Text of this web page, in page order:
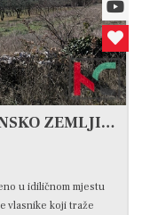
CENTRALNA ISTRA, GRAĐEVINSKO ZEMLJIŠTE 1255 M2 #PRODAJA
u idiličnom mjestu
vlasnike koji traže